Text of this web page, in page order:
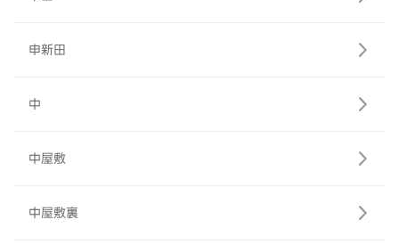
申新田
中
中屋敷
中屋敷裏